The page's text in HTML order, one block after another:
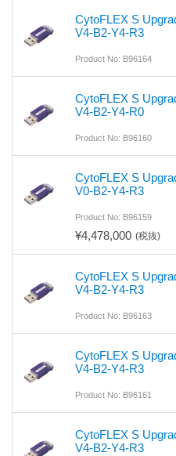
CytoFLEX S
V4-B2-Y4-R3
Product No: B96164
CytoFLEX S
V4-B2-Y4-R0
Product No: B96160
CytoFLEX S
V0-B2-Y4-R3
Product No: B96159
¥4,478,000 (税抜)
CytoFLEX S
V4-B2-Y4-R3
Product No: B96163
CytoFLEX S
V4-B2-Y4-R3
Product No: B96161
CytoFLEX S
V4-B2-Y4-R3